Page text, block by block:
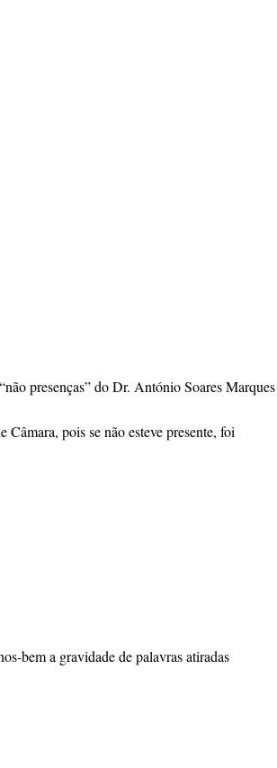
presenças” do Dr. António Soares Marques
pois se não esteve presente, foi
bem a gravidade de palavras atiradas